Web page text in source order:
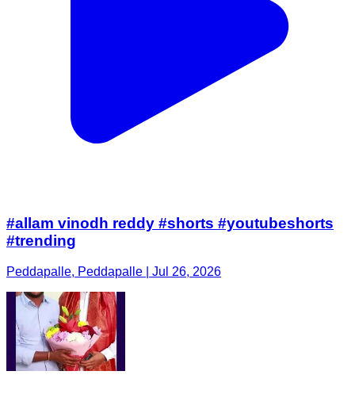
#allam vinodh reddy #shorts #youtubeshorts
#trending
Peddapalle, Peddapalle | Jul 26, 2026